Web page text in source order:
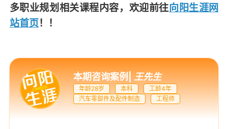
多职业规划相关课程内容，欢迎前往向阳生涯网
站首页！！
本期咨询案例|王先生
年龄28岁 本科
工龄4年
汽车零部件及配件制造
工程师